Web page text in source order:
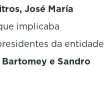
José María
implicaba
da entidade
e Sandro